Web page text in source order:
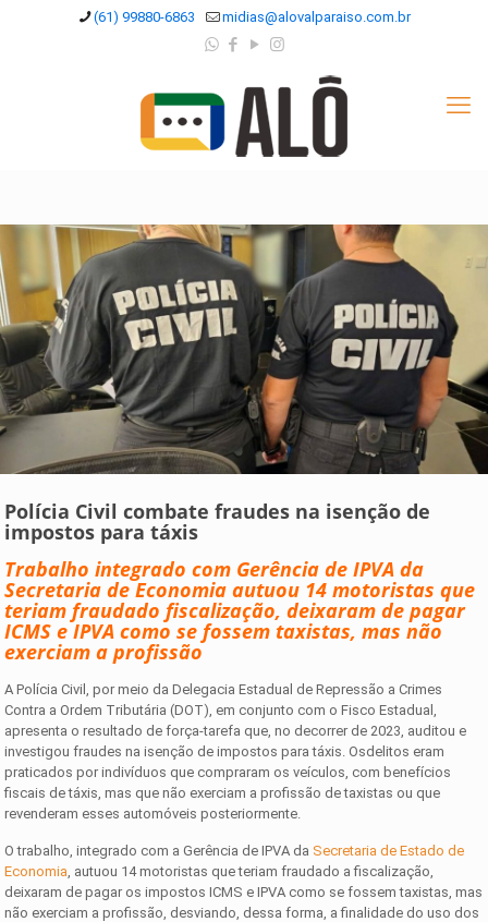
(61) 99880-6863 midias@alovalparaiso.com.br
Polícia Civil combate fraudes na isenção de
impostos para táxis
Trabalho integrado com Gerência de IPVA da
Secretaria de Economia autuou 14 motoristas que
teriam fraudado fiscalização, deixaram de pagar
ICMS e IPVA como se fossem taxistas, mas não
exerciam a profissão
A Polícia Civil, por meio da Delegacia Estadual de Repressão a Crimes
Contra a Ordem Tributária (DOT), em conjunto com o Fisco Estadual,
apresenta o resultado de força-tarefa que, no decorrer de 2023, auditou e
investigou fraudes na isenção de impostos para táxis. Osdelitos eram
praticados por indivíduos que compraram os veículos, com benefícios
fiscais de táxis, mas que não exerciam a profissão de taxistas ou que
revenderam esses automóveis posteriormente.
O trabalho, integrado com a Gerência de IPVA da Secretaria de Estado de
Economia , autuou 14 motoristas que teriam fraudado a fiscalização,
deixaram de pagar os impostos ICMS e IPVA como se fossem taxistas, mas
não exerciam a profissão, desviando, dessa forma, a finalidade do uso dos